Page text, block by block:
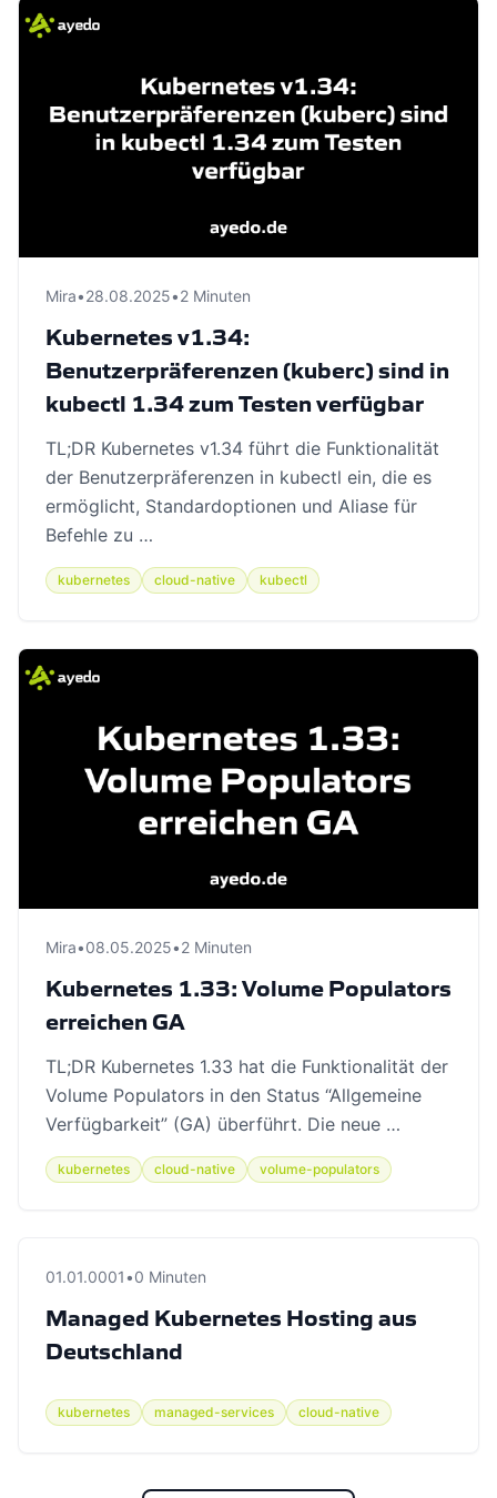
Mira•28.08.2025•2 Minuten
Kubernetes v1.34:
Benutzerpräferenzen (kuberc) sind in
kubectl 1.34 zum Testen verfügbar
TL;DR Kubernetes v1.34 führt die Funktionalität
der Benutzerpräferenzen in kubectl ein, die es
ermöglicht, Standardoptionen und Aliase für
Befehle zu …
kubernetes cloud-native kubectl
Mira•08.05.2025•2 Minuten
Kubernetes 1.33: Volume Populators
erreichen GA
TL;DR Kubernetes 1.33 hat die Funktionalität der
Volume Populators in den Status “Allgemeine
Verfügbarkeit” (GA) überführt. Die neue …
kubernetes cloud-native volume-populators
01.01.0001 •0 Minuten
Managed Kubernetes Hosting aus
Deutschland
kubernetes managed-services cloud-native